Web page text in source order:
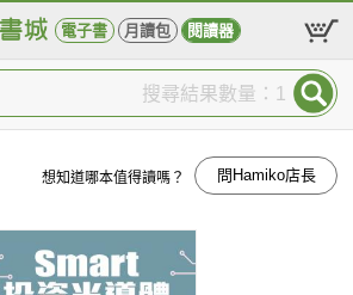
電子書 月讀包 閱讀器
搜尋結果數量：1
想知道哪本值得讀嗎？ 問Hamiko店長